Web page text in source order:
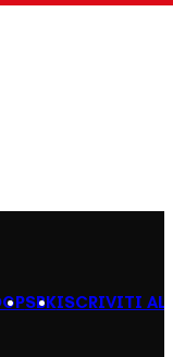
SBKISCRIVITI AL